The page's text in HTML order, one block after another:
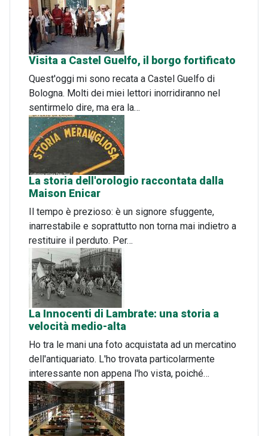
Visita a Castel Guelfo, il borgo fortificato
Quest'oggi mi sono recata a Castel Guelfo di
Bologna. Molti dei miei lettori inorridiranno nel
sentirmelo dire, ma era la…
La storia dell'orologio raccontata dalla
Maison Enicar
Il tempo è prezioso: è un signore sfuggente,
inarrestabile e soprattutto non torna mai indietro a
restituire il perduto. Per…
La Innocenti di Lambrate: una storia a
velocità medio-alta
Ho tra le mani una foto acquistata ad un mercatino
dell'antiquariato. L'ho trovata particolarmente
interessante non appena l'ho vista, poiché…